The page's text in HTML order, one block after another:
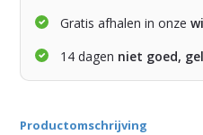
Gratis afhalen in onze
14 dagen niet goed,
Productomschrijving